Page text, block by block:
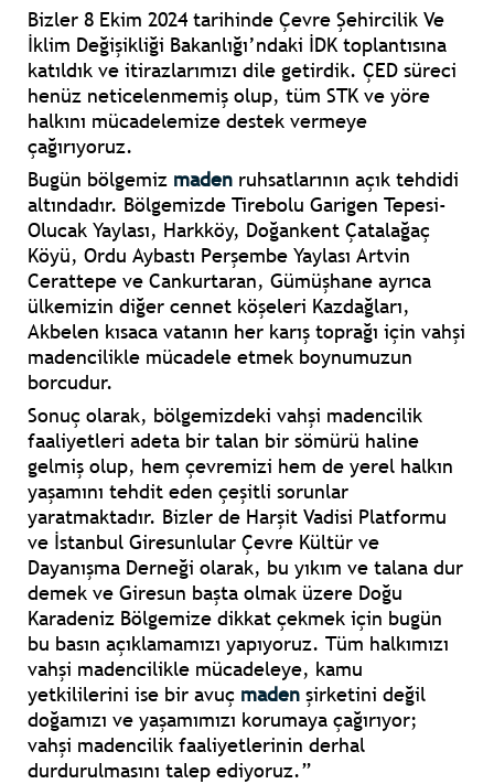
Bizler 8 Ekim 2024 tarihinde Çevre Şehircilik Ve
İklim Değişikliği Bakanlığı’ndaki İDK toplantısına
katıldık ve itirazlarımızı dile getirdik. ÇED süreci
henüz neticelenmemiş olup, tüm STK ve yöre
halkını mücadelemize destek vermeye
çağırıyoruz.
Bugün bölgemiz maden ruhsatlarının açık tehdidi
altındadır. Bölgemizde Tirebolu Garigen Tepesi-
Olucak Yaylası, Harkköy, Doğankent Çatalağaç
Köyü, Ordu Aybastı Perşembe Yaylası Artvin
Cerattepe ve Cankurtaran, Gümüşhane ayrıca
ülkemizin diğer cennet köşeleri Kazdağları,
Akbelen kısaca vatanın her karış toprağı için vahşi
madencilikle mücadele etmek boynumuzun
borcudur.
Sonuç olarak, bölgemizdeki vahşi madencilik
faaliyetleri adeta bir talan bir sömürü haline
gelmiş olup, hem çevremizi hem de yerel halkın
yaşamını tehdit eden çeşitli sorunlar
yaratmaktadır. Bizler de Harşit Vadisi Platformu
ve İstanbul Giresunlular Çevre Kültür ve
Dayanışma Derneği olarak, bu yıkım ve talana dur
demek ve Giresun başta olmak üzere Doğu
Karadeniz Bölgemize dikkat çekmek için bugün
bu basın açıklamamızı yapıyoruz. Tüm halkımızı
vahşi madencilikle mücadeleye, kamu
yetkililerini ise bir avuç maden şirketini değil
doğamızı ve yaşamımızı korumaya çağırıyor;
vahşi madencilik faaliyetlerinin derhal
durdurulmasını talep ediyoruz.”